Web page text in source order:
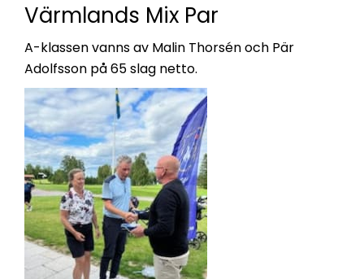
Värmlands Mix Par
A-klassenvanns av Malin Thorsén och Pär
Adolfsson på 65 slag netto.